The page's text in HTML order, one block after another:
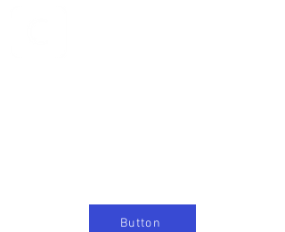
Button